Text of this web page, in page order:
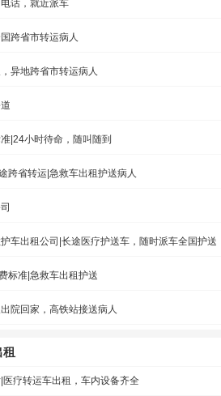
话，就近派车
跨省市转运病人
异地跨省市转运病人
|24小时待命，随叫随到
跨省转运|急救车出租护送病人
车出租公司|长途医疗护送车，随时派车全国护送
标准|急救车出租护送
院回家，高铁站接送病人
疗转运车出租，车内设备齐全